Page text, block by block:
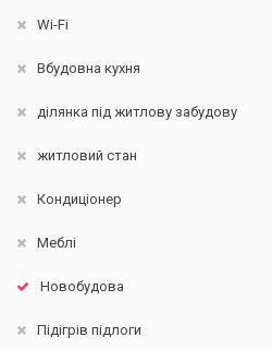
Wi-Fi
Вбудовна кухня
ділянка під житлову забудову
житловий стан
Кондиціонер
Меблі
Новобудова
Підігрів підлоги